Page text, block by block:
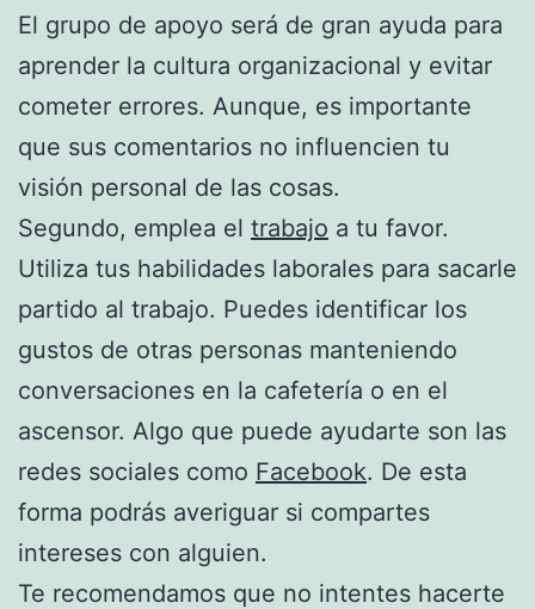
El grupo de apoyo será de gran ayuda para
aprender la cultura organizacional y evitar
cometer errores. Aunque, es importante
que sus comentarios no influencien tu
visión personal de las cosas.
Segundo, emplea el trabajo a tu favor.
Utiliza tus habilidades laborales para sacarle
partido al trabajo. Puedes identificar los
gustos de otras personas manteniendo
conversaciones en la cafetería o en el
ascensor. Algo que puede ayudarte son las
redes sociales como Facebook. De esta
forma podrás averiguar si compartes
intereses con alguien.
Te recomendamos que no intentes hacerte